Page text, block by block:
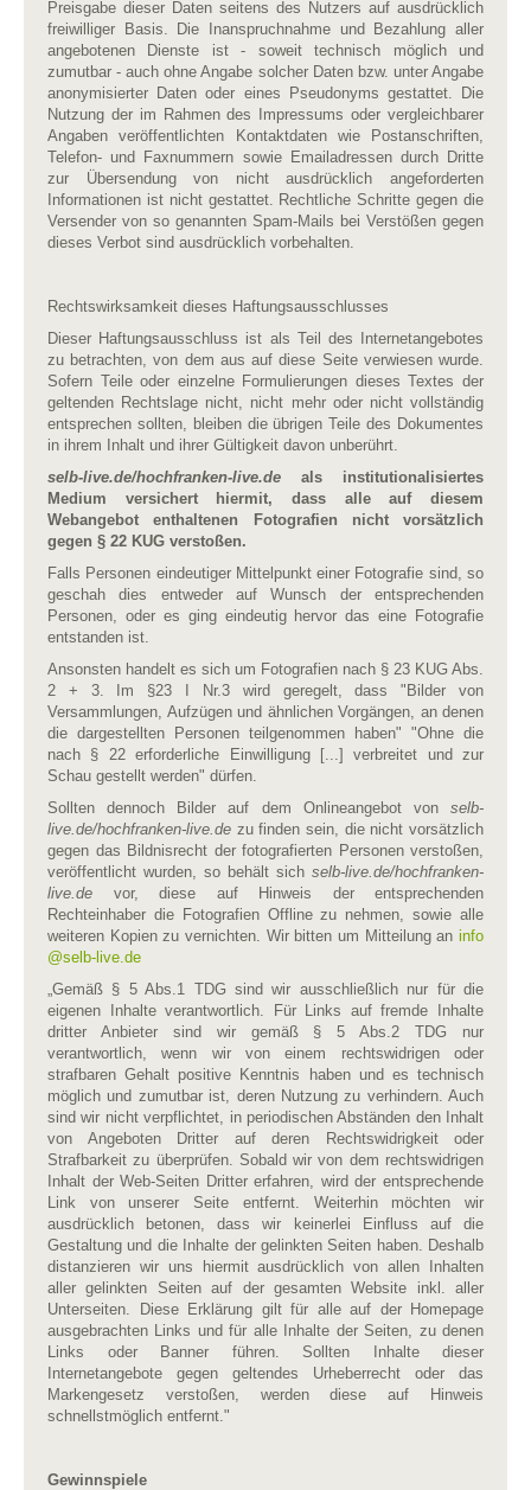
Preisgabe dieser Daten seitens des Nutzers auf ausdrücklich
freiwilliger Basis. Die Inanspruchnahme und Bezahlung aller
angebotenen Dienste ist - soweit technisch möglich und
zumutbar - auch ohne Angabe solcher Daten bzw. unter Angabe
anonymisierter Daten oder eines Pseudonyms gestattet. Die
Nutzung der im Rahmen des Impressums oder vergleichbarer
Angaben veröffentlichten Kontaktdaten wie Postanschriften,
Telefon- und Faxnummern sowie Emailadressen durch Dritte
zur Übersendung von nicht ausdrücklich angeforderten
Informationen ist nicht gestattet. Rechtliche Schritte gegen die
Versender von so genannten Spam-Mails bei Verstößen gegen
dieses Verbot sind ausdrücklich vorbehalten.
Rechtswirksamkeit dieses Haftungsausschlusses
Dieser Haftungsausschluss ist als Teil des Internetangebotes
zu betrachten, von dem aus auf diese Seite verwiesen wurde.
Sofern Teile oder einzelne Formulierungen dieses Textes der
geltenden Rechtslage nicht, nicht mehr oder nicht vollständig
entsprechen sollten, bleiben die übrigen Teile des Dokumentes
in ihrem Inhalt und ihrer Gültigkeit davon unberührt.
selb-live.de/hochfranken-live.de als institutionalisiertes
Medium versichert hiermit, dass alle auf diesem
Webangebot enthaltenen Fotografien nicht vorsätzlich
gegen § 22 KUG verstoßen.
Falls Personen eindeutiger Mittelpunkt einer Fotografie sind, so
geschah dies entweder auf Wunsch der entsprechenden
Personen, oder es ging eindeutig hervor das eine Fotografie
entstanden ist.
Ansonsten handelt es sich um Fotografien nach § 23 KUG Abs.
2 + 3. Im §23 I Nr.3 wird geregelt, dass "Bilder von
Versammlungen, Aufzügen und ähnlichen Vorgängen, an denen
die dargestellten Personen teilgenommen haben" "Ohne die
nach § 22 erforderliche Einwilligung [...] verbreitet und zur
Schau gestellt werden" dürfen.
Sollten dennoch Bilder auf dem Onlineangebot von selb-
live.de/hochfranken-live.de zu finden sein, die nicht vorsätzlich
gegen das Bildnisrecht der fotografierten Personen verstoßen,
veröffentlicht wurden, so behält sich selb-live.de/hochfranken-
live.de vor, diese auf Hinweis der entsprechenden
Rechteinhaber die Fotografien Offline zu nehmen, sowie alle
weiteren Kopien zu vernichten. Wir bitten um Mitteilung an info​
@​selb-live.de
„Gemäß § 5 Abs.1 TDG sind wir ausschließlich nur für die
eigenen Inhalte verantwortlich. Für Links auf fremde Inhalte
dritter Anbieter sind wir gemäß § 5 Abs.2 TDG nur
verantwortlich, wenn wir von einem rechtswidrigen oder
strafbaren Gehalt positive Kenntnis haben und es technisch
möglich und zumutbar ist, deren Nutzung zu verhindern. Auch
sind wir nicht verpflichtet, in periodischen Abständen den Inhalt
von Angeboten Dritter auf deren Rechtswidrigkeit oder
Strafbarkeit zu überprüfen. Sobald wir von dem rechtswidrigen
Inhalt der Web-Seiten Dritter erfahren, wird der entsprechende
Link von unserer Seite entfernt. Weiterhin möchten wir
ausdrücklich betonen, dass wir keinerlei Einfluss auf die
Gestaltung und die Inhalte der gelinkten Seiten haben. Deshalb
distanzieren wir uns hiermit ausdrücklich von allen Inhalten
aller gelinkten Seiten auf der gesamten Website inkl. aller
Unterseiten. Diese Erklärung gilt für alle auf der Homepage
ausgebrachten Links und für alle Inhalte der Seiten, zu denen
Links oder Banner führen. Sollten Inhalte dieser
Internetangebote gegen geltendes Urheberrecht oder das
Markengesetz verstoßen, werden diese auf Hinweis
schnellstmöglich entfernt."
Gewinnspiele